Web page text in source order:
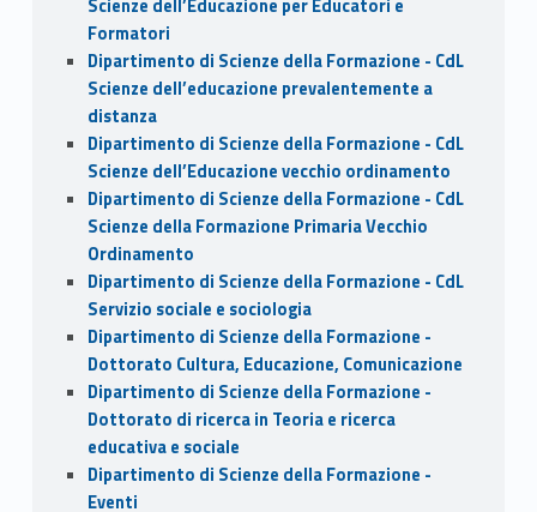
Scienze dell’Educazione per Educatori e
Formatori
Dipartimento di Scienze della Formazione - CdL
Scienze dell’educazione prevalentemente a
distanza
Dipartimento di Scienze della Formazione - CdL
Scienze dell’Educazione vecchio ordinamento
Dipartimento di Scienze della Formazione - CdL
Scienze della Formazione Primaria Vecchio
Ordinamento
Dipartimento di Scienze della Formazione - CdL
Servizio sociale e sociologia
Dipartimento di Scienze della Formazione -
Dottorato Cultura, Educazione, Comunicazione
Dipartimento di Scienze della Formazione -
Dottorato di ricerca in Teoria e ricerca
educativa e sociale
Dipartimento di Scienze della Formazione -
Eventi